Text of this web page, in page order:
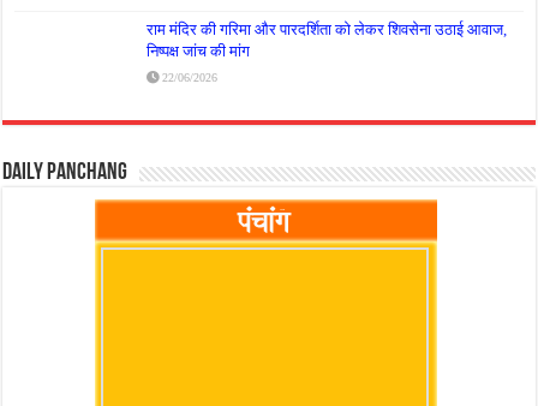
राम मंदिर की गरिमा और पारदर्शिता को लेकर शिवसेना उठाई आवाज,
निष्पक्ष जांच की मांग
22/06/2026
Daily Panchang